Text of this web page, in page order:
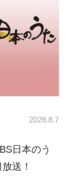
2026.8.7
日本のう
放送！